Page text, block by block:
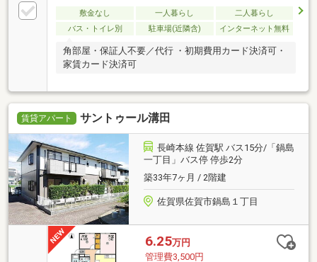
敷金なし 一人暮らし
二人暮らし
バス・トイレ別
駐車場(近隣含) インターネット無料
角部屋・保証人不要／代行 ・初期費用カード決済可・
家賃カード決済可
賃貸アパート サントゥール溝田
長崎本線 佐賀駅 バス15分/「鍋島
一丁目」バス停 停歩2分
築33年7ヶ月 / 2階建
佐賀県佐賀市鍋島１丁目
6.25万円
管理費3,500円